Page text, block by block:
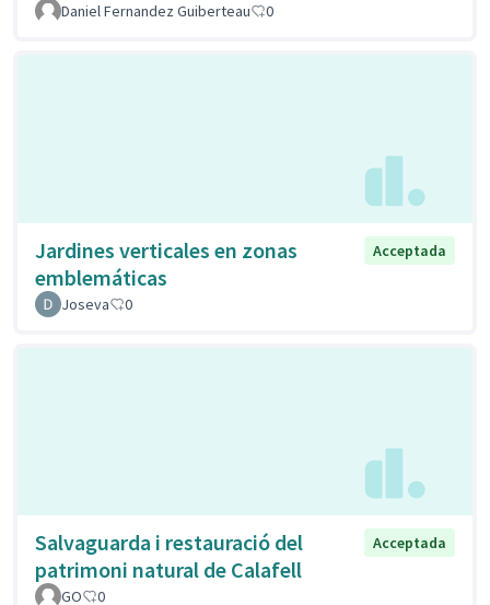
Daniel Fernandez Guiberteau 0
Jardines verticales en zonas
emblemáticas
Acceptada
Joseva 0
Salvaguarda i restauració del
patrimoni natural de Calafell
Acceptada
GO 0